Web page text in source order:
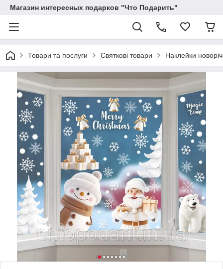
Магазин интересных подарков "Что Подарить"
Товари та послуги Святкові товари Наклейки